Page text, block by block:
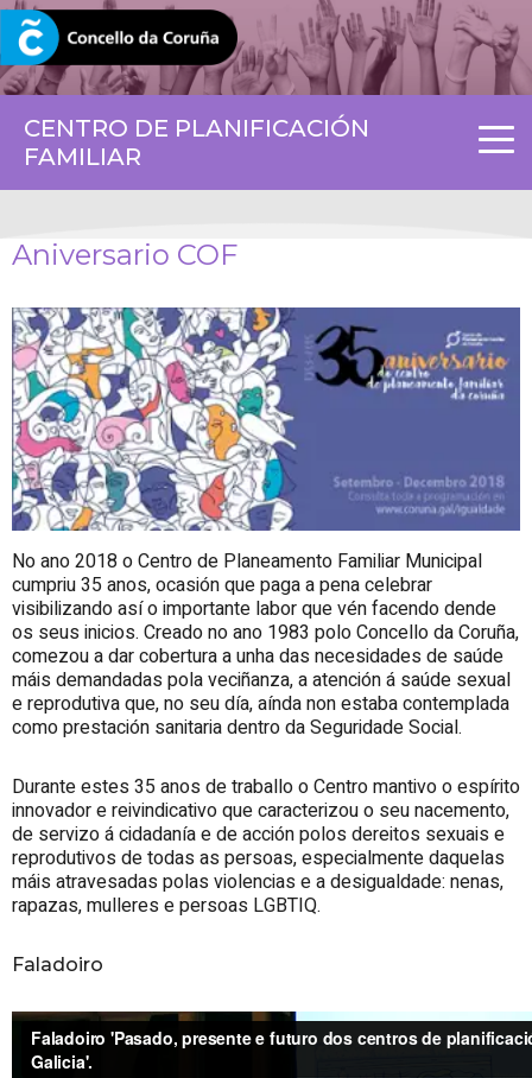
CENTRO DE PLANIFICACIÓN
FAMILIAR
CORUNA.GAL
Aniversario COF
No ano 2018 o Centro de Planeamento Familiar Municipal
cumpriu 35 anos, ocasión que paga a pena celebrar
visibilizando así o importante labor que vén facendo dende
os seus inicios. Creado no ano 1983 polo Concello da Coruña,
comezou a dar cobertura a unha das necesidades de saúde
máis demandadas pola veciñanza, a atención á saúde sexual
e reprodutiva que, no seu día, aínda non estaba contemplada
como prestación sanitaria dentro da Seguridade Social.
Durante estes 35 anos de traballo o Centro mantivo o espírito
innovador e reivindicativo que caracterizou o seu nacemento,
de servizo á cidadanía e de acción polos dereitos sexuais e
reprodutivos de todas as persoas, especialmente daquelas
máis atravesadas polas violencias e a desigualdade: nenas,
rapazas, mulleres e persoas LGBTIQ.
Faladoiro